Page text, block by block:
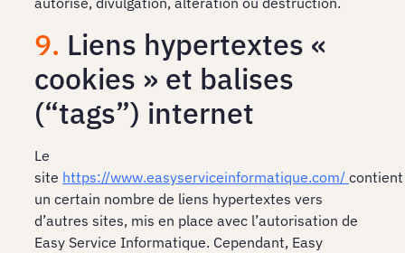
9. Liens hypertextes «
cookies » et balises
(“tags”) internet
Le
site https://www.easyserviceinformatique.com/ contient
un certain nombre de liens hypertextes vers
d’autres sites, mis en place avec l’autorisation de
Easy Service Informatique. Cependant, Easy